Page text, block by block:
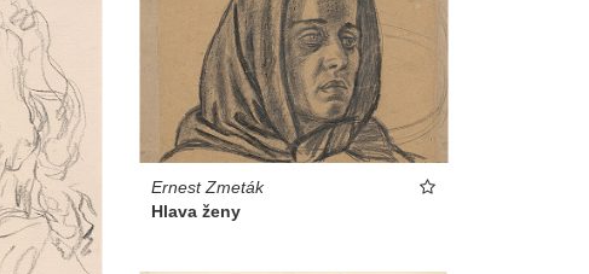
Ernest Zmeták
Hlava ženy